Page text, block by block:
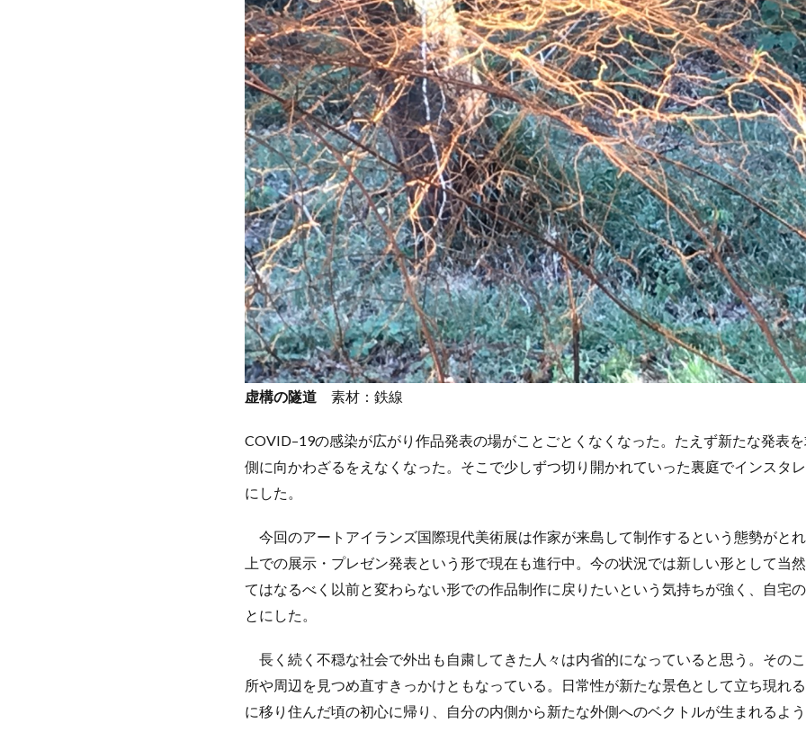
虚構の隧道 素材：鉄線
COVID–19の感染が広がり作品発表の場がことごとくなくなった。たえず新たな発表
側に向かわざるをえなくなった。そこで少しずつ切り開かれていった裏庭でインスタ
にした。
今回のアートアイランズ国際現代美術展は作家が来島して制作するという態勢がと
上での展示・プレゼン発表という形で現在も進行中。今の状況では新しい形として当
てはなるべく以前と変わらない形での作品制作に戻りたいという気持ちが強く、自宅
とにした。
長く続く不穏な社会で外出も自粛してきた人々は内省的になっていると思う。その
所や周辺を見つめ直すきっかけともなっている。日常性が新たな景色として立ち現れ
に移り住んだ頃の初心に帰り、自分の内側から新たな外側へのベクトルが生まれるよ